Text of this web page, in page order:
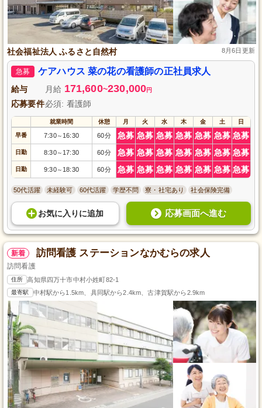
社会福祉法人 ふるさと自然村 8月6日更新
急募 ケアハウス 菜の花の看護師の正社員求人
給与 月給 171,600~230,000円
応募要件必須: 看護師
就業時間 休憩 月 火 水 木 金 土 日
早番 7:30～ 16:30 60分 急募 急募 急募 急募 急募 急募 急募
日勤 8:30～ 17:30 60分 急募 急募 急募 急募 急募 急募 急募
日勤 9:30～ 18:30 60分 急募 急募 急募 急募 急募 急募 急募
50代活躍 未経験可 60代活躍 学歴不問 寮・社宅あり 社会保険完備
お気に入り に追加 応募画面へ進む
新着 訪問看護 ステーションなかむらの求人
訪問看護
住所 高知県四万十市中村小姓町82-1
最寄駅 中村駅から1.5km、具同駅から2.4km、古津賀駅から2.9km